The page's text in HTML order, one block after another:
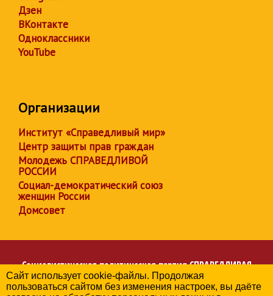
Дзен
ВКонтакте
Одноклассники
YouTube
Организации
Институт «Справедливый мир»
Центр защиты прав граждан
Молодежь СПРАВЕДЛИВОЙ
РОССИИ
Социал-демократический союз
женщин России
Домсовет
Социалистическая политическая партияСПРАВЕДЛИВАЯ
РОССИЯ
Региональное отделение партии в Челябинской области
Сайт использует cookie-файлы. Продолжая
пользоваться сайтом без изменения настроек, вы даёте